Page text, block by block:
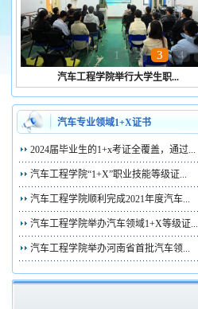
1 2 3 4
汽车工程学院举行大学生职...
汽车专业领域1+X证书
2024届毕业生的1+x考证全覆盖，通过...
汽车工程学院“1+X”职业技能等级证...
汽车工程学院顺利完成2021年度汽车...
汽车工程学院举办汽车领域1+X等级证...
汽车工程学院举办河南省首批汽车领...